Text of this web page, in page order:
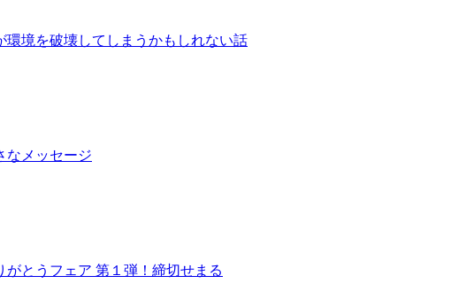
境を破壊してしまうかもしれない話
なメッセージ
とうフェア 第１弾！締切せまる